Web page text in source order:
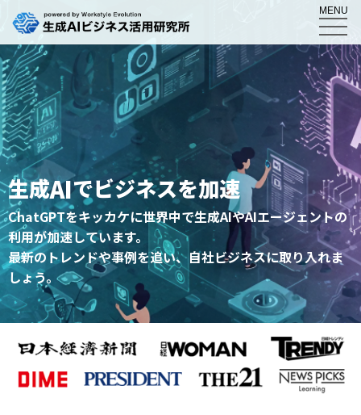
MENU
生成AIでビジネスを加速
ChatGPTをキッカケに世界中で生成AIやAIエージェントの
利用が加速しています。
最新のトレンドや事例を追い、自社ビジネスに取り入れま
しょう。